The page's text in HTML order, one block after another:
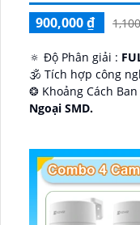
900,000 ₫
🔅 Độ Phân giải :
Ngoại SMD.